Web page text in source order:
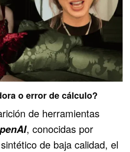
o error de cálculo?
de herramientas
, conocidas por
de baja calidad, el